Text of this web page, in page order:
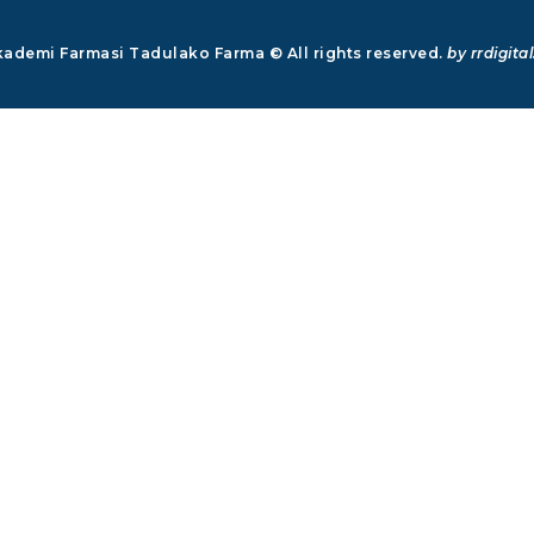
Farmasi Tadulako Farma © All rights reserved. by